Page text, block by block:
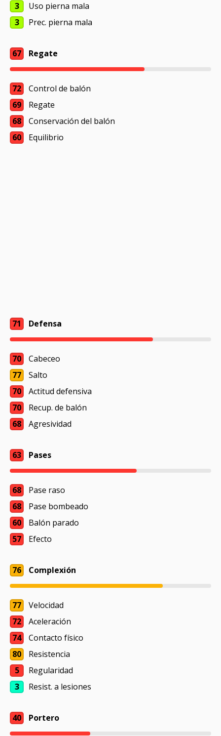
3
Uso pierna mala
3
Prec. pierna mala
67 Regate
72
Control de balón
69
Regate
68
Conservación del balón
60
Equilibrio
71 Defensa
70
Cabeceo
77
Salto
70
Actitud defensiva
70
Recup. de balón
68
Agresividad
63 Pases
68
Pase raso
68
Pase bombeado
60
Balón parado
57
Efecto
76 Complexión
77
Velocidad
72
Aceleración
74
Contacto físico
80
Resistencia
5
Regularidad
3
Resist. a lesiones
40 Portero